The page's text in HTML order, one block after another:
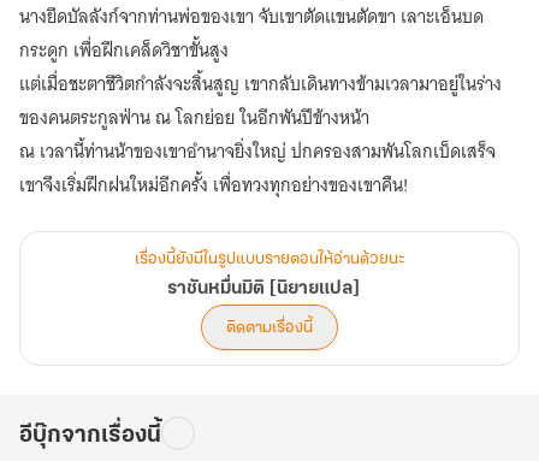
นางยึดบัลลังก์จากท่านพ่อของเขา จับเขาตัดแขนตัดขา เลาะเอ็นบด
กระดูก เพื่อฝึกเคล็ดวิชาขั้นสูง
แต่เมื่อชะตาชีวิตกำลังจะสิ้นสูญ เขากลับเดินทางข้ามเวลามาอยู่ในร่าง
ของคนตระกูลฟ่าน ณ โลกย่อย ในอีกพันปีข้างหน้า
ณ เวลานี้ท่านน้าของเขาอำนาจยิ่งใหญ่ ปกครองสามพันโลกเบ็ดเสร็จ
เขาจึงเริ่มฝึกฝนใหม่อีกครั้ง เพื่อทวงทุกอย่างของเขาคืน!
เรื่องนี้ยังมีในรูปแบบรายตอนให้อ่านด้วยนะ
ราชันหมื่นมิติ [นิยายแปล]
ติดตามเรื่องนี้
อีบุ๊กจากเรื่องนี้